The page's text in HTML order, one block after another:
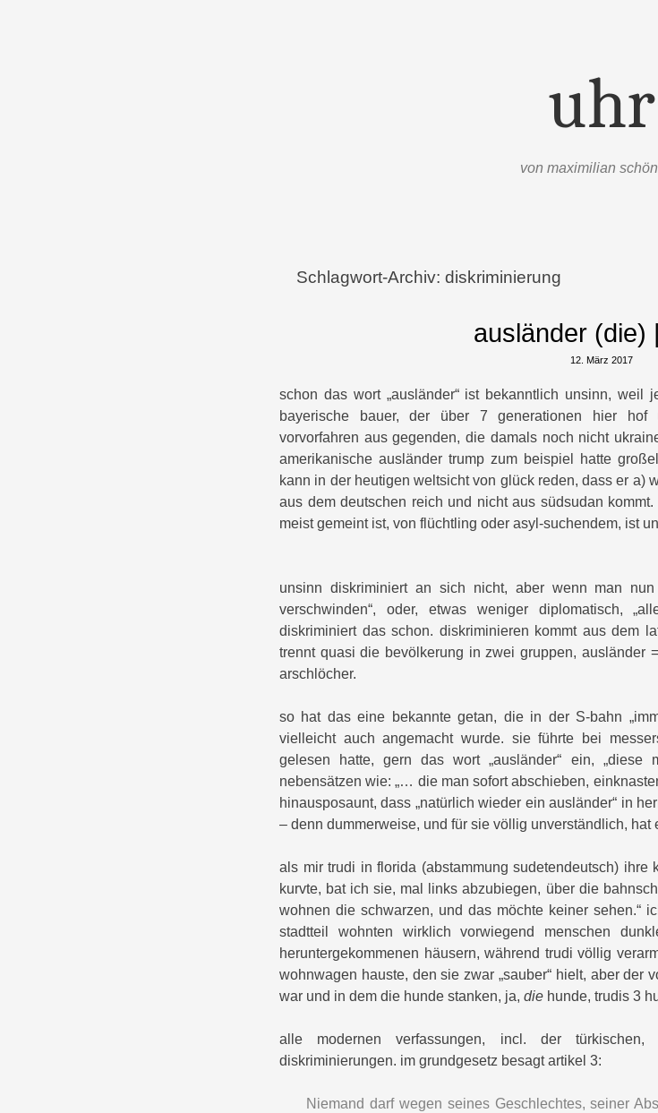
uhr
von maximilian
Schlagwort-Archiv:diskriminierung
ausländer (die)
12. März 2017
schon das wort „ausländer“ ist bekanntlich unsinn,
bayerische bauer, der über 7 generationen hier hof
vorvorfahren aus gegenden, die damals noch nicht
amerikanische ausländer trump zum beispiel hatte
kann in der heutigen weltsicht von glück reden, dass er a)
aus dem deutschen reich und nicht aus südsudan
meist gemeint ist, von flüchtling oder asyl-suchendem, ist
unsinn diskriminiert an sich nicht, aber wenn man
verschwinden“, oder, etwas weniger diplomatisch,
diskriminiert das schon. diskriminieren kommt aus dem
trennt quasi die bevölkerung in zwei gruppen, ausländer
arschlöcher.
so hat das eine bekannte getan, die in der S-bahn
vielleicht auch angemacht wurde. sie führte bei
gelesen hatte, gern das wort „ausländer“ ein, „diese
nebensätzen wie: „… die man sofort abschieben,
hinausposaunt, dass „natürlich wieder ein ausländer“ in
– denn dummerweise, und für sie völlig unverständlich, hat
als mir trudi in florida (abstammung sudetendeutsch) ihre
kurvte, bat ich sie, mal links abzubiegen, über die
wohnen die schwarzen, und das möchte keiner sehen.“
stadtteil wohnten wirklich vorwiegend menschen
heruntergekommenen häusern, während trudi völlig
wohnwagen hauste, den sie zwar „sauber“ hielt, aber der
war und in dem die hunde stanken, ja, die hunde, trudis 3
alle modernen verfassungen, incl. der türkischen,
diskriminierungen. im grundgesetz besagt artikel 3:
Niemand darf wegen seines Geschlechtes, seiner